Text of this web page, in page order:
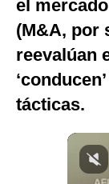
gestion.pe
¿quiénes
Y
el
(M&A, por
reevalúan
tácticas.